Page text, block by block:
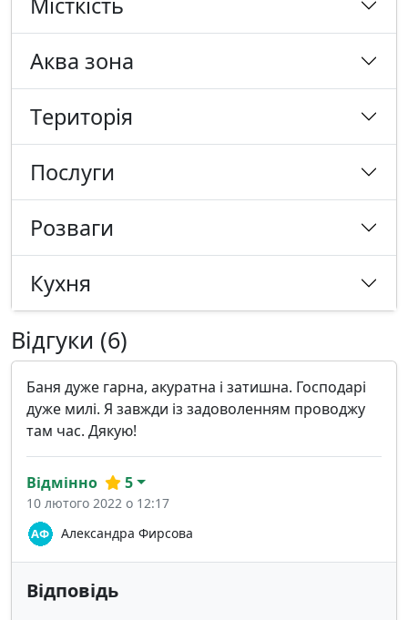
Аква зона
Tериторія
Послуги
Розваги
Кухня
Відгуки (6)
Баня дуже гарна, акуратна і затишна. Господарі
дуже милі. Я завжди із задоволенням проводжу
там час. Дякую!
Александра Фирсова
Відмінно 5
10 лютого 2022 о 12:17
Відповідь